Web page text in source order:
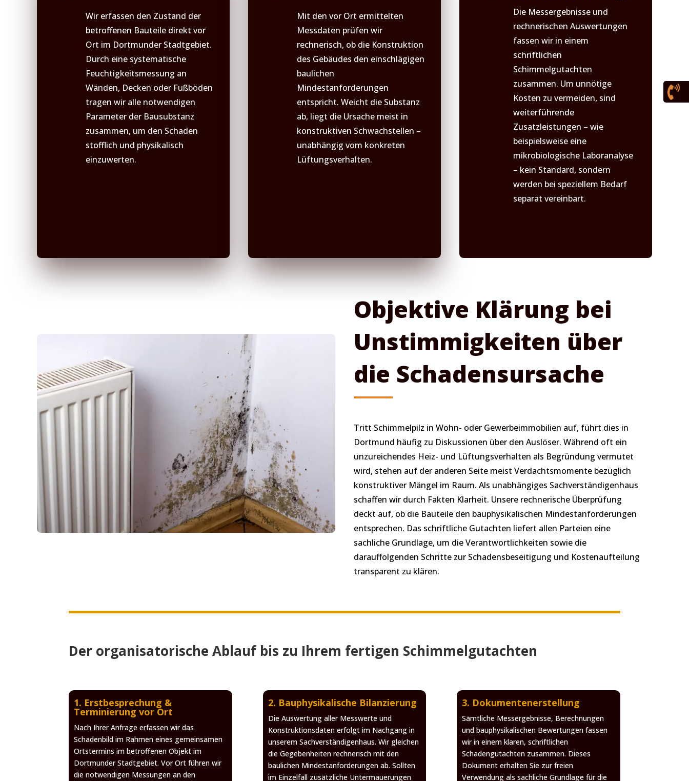
Wir erfassen den Zustand der
betroffenen Bauteile direkt vor
Ort im Dortmunder Stadtgebiet.
Durch eine systematische
Feuchtigkeitsmessung an
Wänden, Decken oder Fußböden
tragen wir alle notwendigen
Parameter der Bausubstanz
zusammen, um den Schaden
stofflich und physikalisch
einzuwerten.
Mit den vor Ort ermittelten
Messdaten prüfen wir
rechnerisch, ob die Konstruktion
des Gebäudes den einschlägigen
baulichen
Mindestanforderungen
entspricht. Weicht die Substanz
ab, liegt die Ursache meist in
konstruktiven Schwachstellen –
unabhängig vom konkreten
Lüftungsverhalten.
Die Messergebnisse und
rechnerischen Auswertungen
fassen wir in einem
schriftlichen
Schimmelgutachten
zusammen. Um unnötige
Kosten zu vermeiden, sind
weiterführende
Zusatzleistungen – wie
beispielsweise eine
mikrobiologische Laboranalyse
– kein Standard, sondern
werden bei speziellem Bedarf
separat vereinbart.
Objektive Klärung bei
Unstimmigkeiten über
die Schadensursache
Tritt Schimmelpilz in Wohn- oder Gewerbeimmobilien auf, führt dies in
Dortmund häufig zu Diskussionen über den Auslöser. Während oft ein
unzureichendes Heiz- und Lüftungsverhalten als Begründung vermutet
wird, stehen auf der anderen Seite meist Verdachtsmomente bezüglich
konstruktiver Mängel im Raum. Als unabhängiges Sachverständigenhaus
schaffen wir durch Fakten Klarheit. Unsere rechnerische Überprüfung
deckt auf, ob die Bauteile den bauphysikalischen Mindestanforderungen
entsprechen. Das schriftliche Gutachten liefert allen Parteien eine
sachliche Grundlage, um die Verantwortlichkeiten sowie die
darauffolgenden Schritte zur Schadensbeseitigung und Kostenaufteilung
transparent zu klären.
Der organisatorische Ablauf bis zu Ihrem fertigen Schimmelgutachten
1. Erstbesprechung &
Terminierung vor Ort
Nach Ihrer Anfrage erfassen wir das
Schadenbild im Rahmen eines gemeinsamen
Ortstermins im betroffenen Objekt im
Dortmunder Stadtgebiet. Vor Ort führen wir
die notwendigen Messungen an den
2. Bauphysikalische Bilanzierung
Die Auswertung aller Messwerte und
Konstruktionsdaten erfolgt im Nachgang in
unserem Sachverständigenhaus. Wir gleichen
die Gegebenheiten rechnerisch mit den
baulichen Mindestanforderungen ab. Sollten
im Einzelfall zusätzliche Untermauerungen
3. Dokumentenerstellung
Sämtliche Messergebnisse, Berechnungen
und bauphysikalischen Bewertungen fassen
wir in einem klaren, schriftlichen
Schadengutachten zusammen. Dieses
Dokument erhalten Sie zur freien
Verwendung als sachliche Grundlage für die
